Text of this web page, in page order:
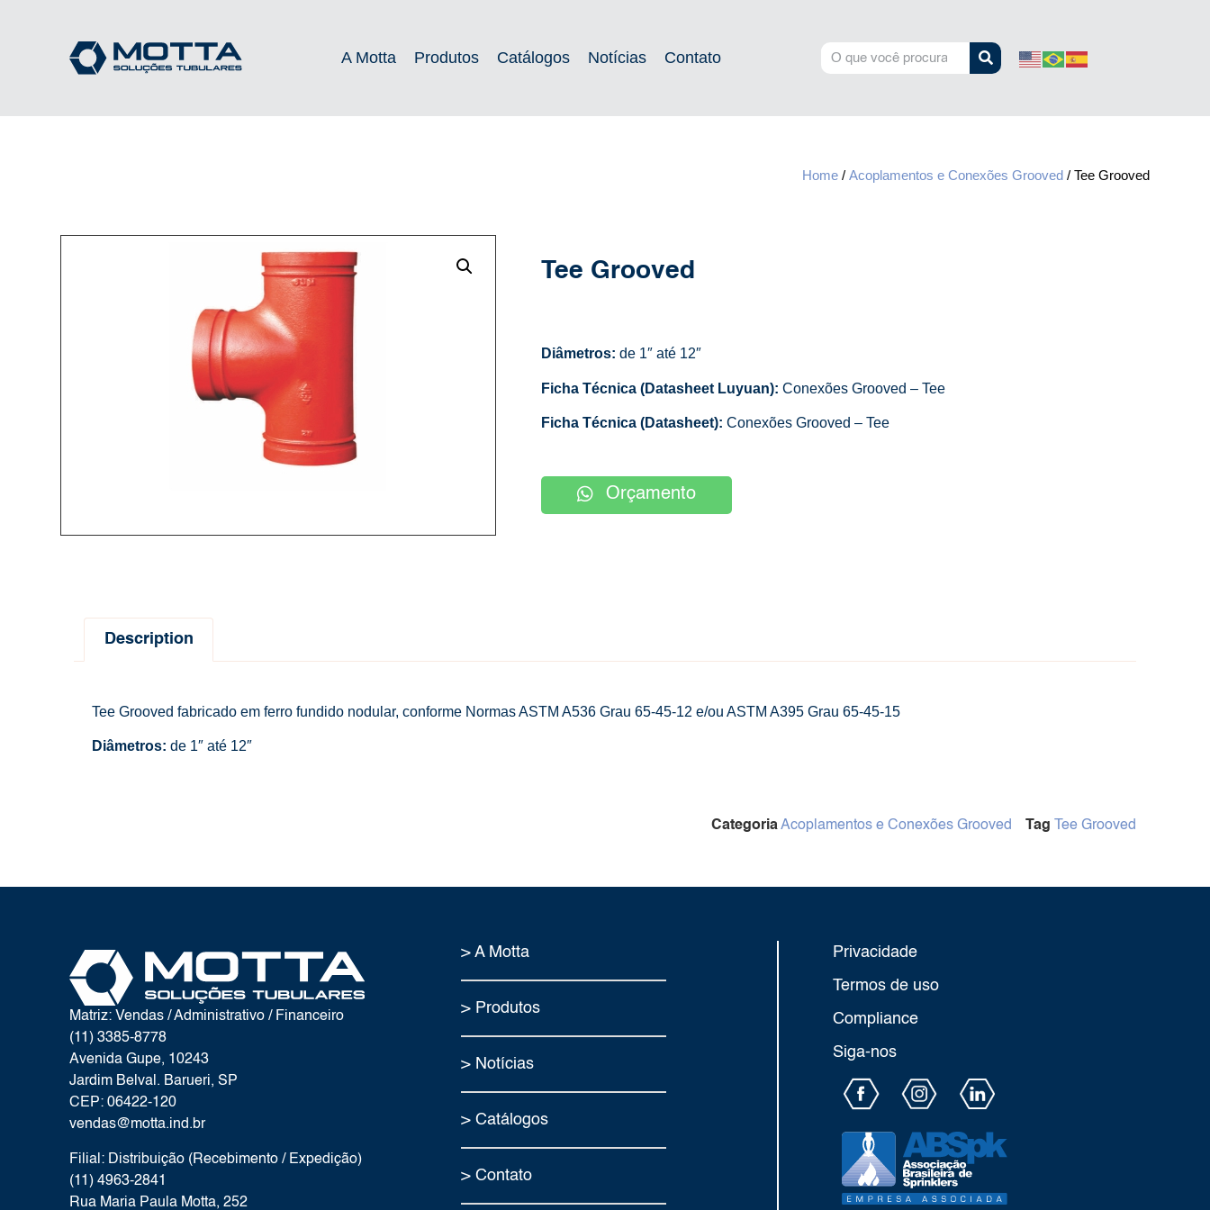
A Motta Produtos Catálogos Notícias Contato
Home/ Acoplamentos e Conexões Grooved / Tee Grooved
Tee Grooved
Diâmetros: de 1″ até 12″
Ficha Técnica (Datasheet Luyuan): Conexões Grooved – Tee
Ficha Técnica (Datasheet): Conexões Grooved – Tee
Orçamento
Description
Tee Grooved fabricado em ferro fundido nodular, conforme Normas ASTM A536 Grau 65-45-12 e/ou ASTM A395 Grau 65-45-15
Diâmetros: de 1″ até 12″
CategoriaAcoplamentos e Conexões Grooved Tag Tee Grooved
Matriz: Vendas / Administrativo / Financeiro
(11) 3385-8778
Avenida Gupe, 10243
Jardim Belval. Barueri, SP
CEP: 06422-120
vendas@motta.ind.br
Filial: Distribuição (Recebimento / Expedição)
(11) 4963-2841
Rua Maria Paula Motta, 252
> A Motta
> Produtos
> Notícias
> Catálogos
> Contato
Privacidade
Termos de uso
Compliance
Siga-nos​